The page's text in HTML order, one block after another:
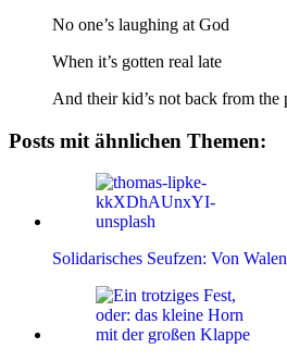
No one’s laughing at God
When it’s gotten real late
And their kid’s not back from the
Posts mit ähnlichen Themen:
Solidarisches Seufzen: Von